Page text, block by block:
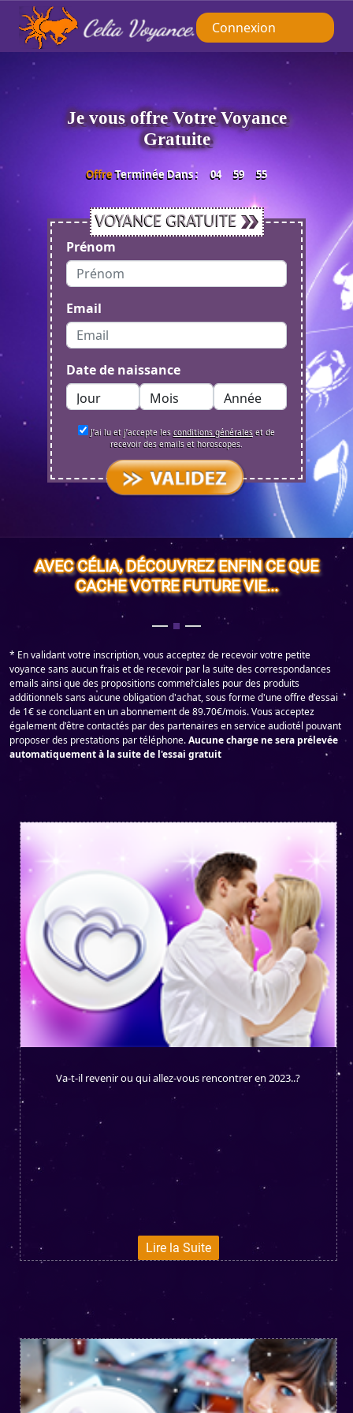
Connexion
Je vous offre Votre Voyance
Gratuite
OffreTerminée Dans : 04 59 54
VOYANCE GRATUITE
Prénom
Email
Date de naissance
J’ai lu et j’accepte lesconditions généraleset de
recevoir des emails et horoscopes.
AVEC CÉLIA, DÉCOUVREZ ENFIN CE QUE
CACHE VOTRE FUTURE VIE...
* En validant votre inscription, vous acceptez de recevoir votre petite
voyance sans aucun frais et de recevoir par la suite des correspondances
emails ainsi que des propositions commerciales pour des produits
additionnels sans aucune obligation d'achat, sous forme d'une offre d'essai
de 1€ se concluant en un abonnement de 89.70€/mois. Vous acceptez
également d'être contactés par des partenaires en service audiotél pouvant
proposer des prestations par téléphone.Aucune charge ne sera prélevée
automatiquement à la suite de l'essai gratuit
Va-t-il revenir ou qui allez-vous rencontrer en 2023..?
Lire la Suite